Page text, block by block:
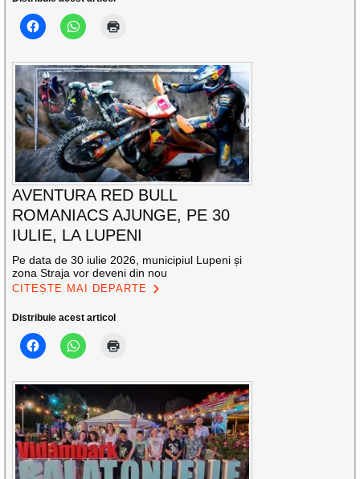
AVENTURA RED BULL
ROMANIACS AJUNGE, PE 30
IULIE, LA LUPENI
Pe data de 30 iulie 2026, municipiul Lupeni și
zona Straja vor deveni din nou
CITEȘTE MAI DEPARTE
Distribuie acest articol